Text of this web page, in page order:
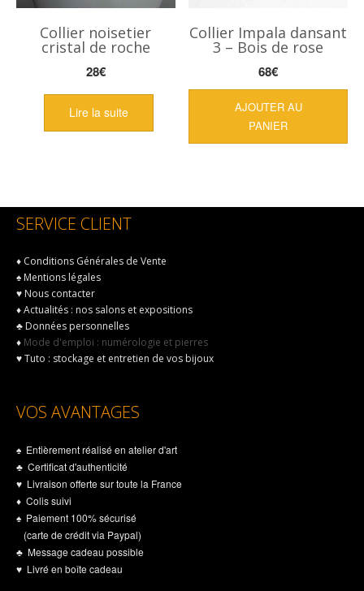
Collier noisetier
cristal de roche
28€
Lire la suite
Collier Impala dansant
3 – Bois de rose
68€
AJOUTER AU
PANIER
SERVICE CLIENT
♦ Conditions Générales de Vente
♠ Mentions légales
♥ Nous contacter
♦Actualités : nos salons et expositions
♣ Données personnelles
♦ Mode d'emploi : numérologie et pierres
♥Tuto : stockage et entretien de vos bijoux
VOS AVANTAGES
♠ Entièrement réalisé en atelier d'art
♣ Certificat d'authenticité
♥ Livraison offerte sur toute la France
♦ Colis suivi
♠ Paiement 100% sécurisé
(carte de crédit via Paypal)
♣ Message cadeau possible
♥ Livré en boîte cadeau